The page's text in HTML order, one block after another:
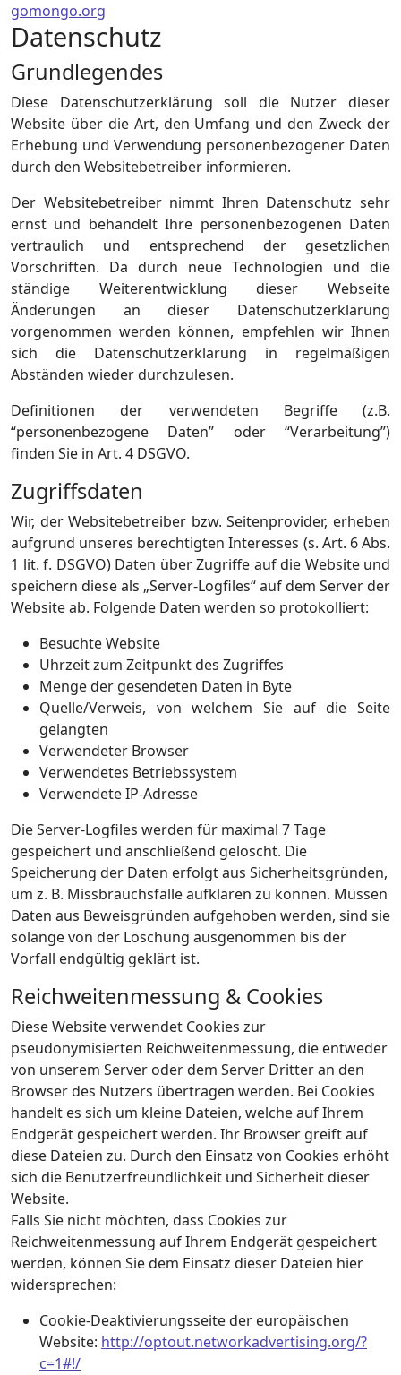
gomongo.org
Datenschutz
Grundlegendes
Diese Datenschutzerklärung soll die Nutzer dieser
Website über die Art, den Umfang und den Zweck der
Erhebung und Verwendung personenbezogener Daten
durch den Websitebetreiber informieren.
Der Websitebetreiber nimmt Ihren Datenschutz sehr
ernst und behandelt Ihre personenbezogenen Daten
vertraulich und entsprechend der gesetzlichen
Vorschriften. Da durch neue Technologien und die
ständige Weiterentwicklung dieser Webseite
Änderungen an dieser Datenschutzerklärung
vorgenommen werden können, empfehlen wir Ihnen
sich die Datenschutzerklärung in regelmäßigen
Abständen wieder durchzulesen.
Definitionen der verwendeten Begriffe (z.B.
“personenbezogene Daten” oder “Verarbeitung”)
finden Sie in Art. 4 DSGVO.
Zugriffsdaten
Wir, der Websitebetreiber bzw. Seitenprovider, erheben
aufgrund unseres berechtigten Interesses (s. Art. 6 Abs.
1 lit. f. DSGVO) Daten über Zugriffe auf die Website und
speichern diese als „Server-Logfiles“ auf dem Server der
Website ab. Folgende Daten werden so protokolliert:
Besuchte Website
Uhrzeit zum Zeitpunkt des Zugriffes
Menge der gesendeten Daten in Byte
Quelle/Verweis, von welchem Sie auf die Seite
gelangten
Verwendeter Browser
Verwendetes Betriebssystem
Verwendete IP-Adresse
Die Server-Logfiles werden für maximal 7 Tage
gespeichert und anschließend gelöscht. Die
Speicherung der Daten erfolgt aus Sicherheitsgründen,
um z. B. Missbrauchsfälle aufklären zu können. Müssen
Daten aus Beweisgründen aufgehoben werden, sind sie
solange von der Löschung ausgenommen bis der
Vorfall endgültig geklärt ist.
Reichweitenmessung & Cookies
Diese Website verwendet Cookies zur
pseudonymisierten Reichweitenmessung, die entweder
von unserem Server oder dem Server Dritter an den
Browser des Nutzers übertragen werden. Bei Cookies
handelt es sich um kleine Dateien, welche auf Ihrem
Endgerät gespeichert werden. Ihr Browser greift auf
diese Dateien zu. Durch den Einsatz von Cookies erhöht
sich die Benutzerfreundlichkeit und Sicherheit dieser
Website.
Falls Sie nicht möchten, dass Cookies zur
Reichweitenmessung auf Ihrem Endgerät gespeichert
werden, können Sie dem Einsatz dieser Dateien hier
widersprechen:
Cookie-Deaktivierungsseite der europäischen
Website: http://optout.networkadvertising.org/?
c=1#!/